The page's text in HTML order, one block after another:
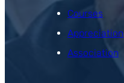
Courses
Appreciation
Association